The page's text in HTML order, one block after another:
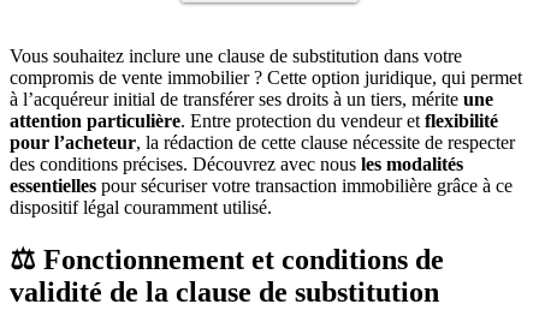
Vous souhaitez inclure une clause de substitution dans votre
compromis de vente immobilier ? Cette option juridique, qui permet
à l’acquéreur initial de transférer ses droits à un tiers, mérite une
attention particulière. Entre protection du vendeur etflexibilité
pour l’acheteur, la rédaction de cette clause nécessite de respecter
des conditions précises. Découvrez avec nous les modalités
essentielles pour sécuriser votre transaction immobilière grâce à ce
dispositif légal couramment utilisé.
⚖️ Fonctionnement et conditions de
validité de la clause de substitution